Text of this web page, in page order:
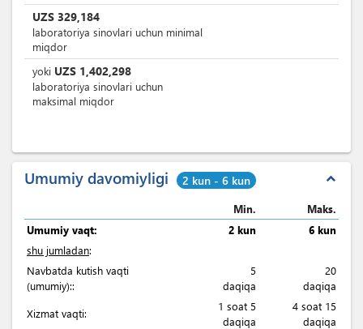
UZS 329,184
laboratoriya sinovlari uchun minimal
miqdor
yoki UZS 1,402,298
laboratoriya sinovlari uchun
maksimal miqdor
Umumiy davomiyligi 2 kun - 6 kun expand_less
Min.
Maks.
Umumiy vaqt:
2 kun
6 kun
shu jumladan:
Navbatda kutish vaqti
(umumiy)::
5
daqiqa
20
daqiqa
Xizmat vaqti:
1 soat 5
daqiqa
4 soat 15
daqiqa